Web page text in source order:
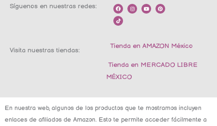
Síguenos en nuestras redes:
F
a
c
e
b
I
n
s
m
Y
o
u
P
i
n
t
T
i
k
t
o
Visita nuestras tiendas:
Tienda en AMAZON México
Tienda en MERCADO LIBRE
MÉXICO
En nuestra web, algunos de los productos que te mostramos incluyen
enlaces de afiliados de Amazon. Esto te permite acceder fácilmente a